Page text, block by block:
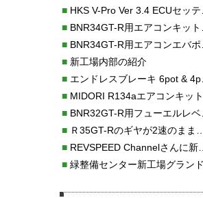
■HKS V-Pro Ver 3.4 ECUセッティング
■BNR34GT-R用エアコンキット新発売！！
■BNR34GT-R用エアコンエバポレーターを新発売！！
■新工場内部の紹介
■エンドレスブレーキ 6pot & 4potオーバーホール
■MIDORI R134aエアコンキットタイプⅡ取り付け
■BNR32GT-R用フューエルレベルセンサー新発売！！
■Ｒ35GT-Rのギヤが2速のまま変速しない！！
■REVSPEED Channelさんに新社屋を紹介していただきました!!
■緑整備センター新工場グランドオープン・続報